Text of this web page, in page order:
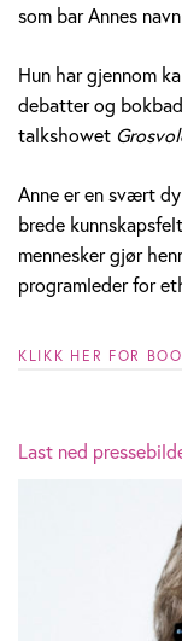
som bar Annes
Hun har gjennom
debatter og
talkshowet
Anne er en svært
brede
mennesker gjør
programleder for
KLIKK HER FOR
Last ned